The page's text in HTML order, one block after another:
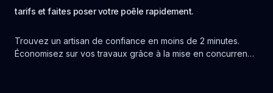
tarifs et faites poser votre poêle rapidement.
Trouvez un artisan de confiance en moins de 2 minutes.
Économisez sur vos travaux grâce à la mise en concurrence